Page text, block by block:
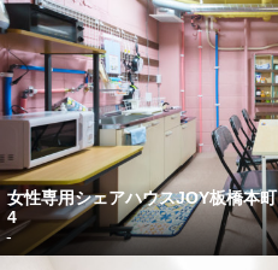
女性専用シェアハウスJOY板橋本町
4
-